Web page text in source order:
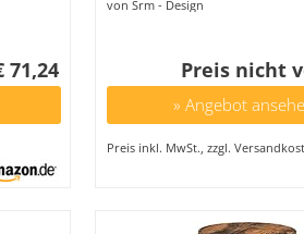
71,24
Matt Ø 57cm Höhe
von Srm - Design
Preis nicht
» Angebot
Preis inkl. MwSt., zzgl.